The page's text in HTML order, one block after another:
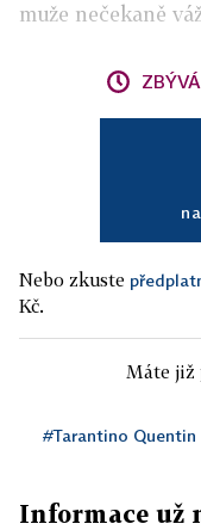
muže nečekaně
Nebo zkuste
Kč.
Máte již
#Tarantino Quentin
Informace už